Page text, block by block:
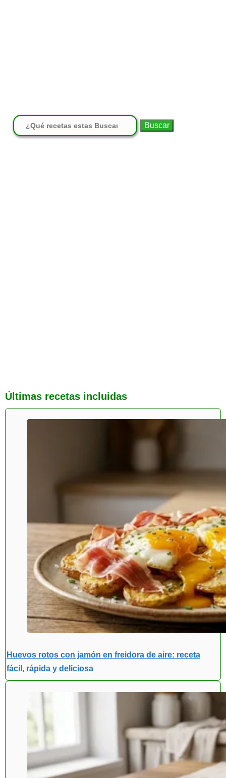
Buscar:
Últimas recetas incluidas
Huevos rotos con jamón en freidora de aire: receta
fácil, rápida y deliciosa